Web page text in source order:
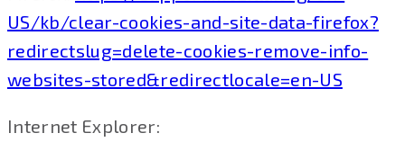
US/kb/clear-cookies-and-site-data-firefox?
redirectslug=delete-cookies-remove-info-
websites-stored&redirectlocale=en-US
Internet Explorer: